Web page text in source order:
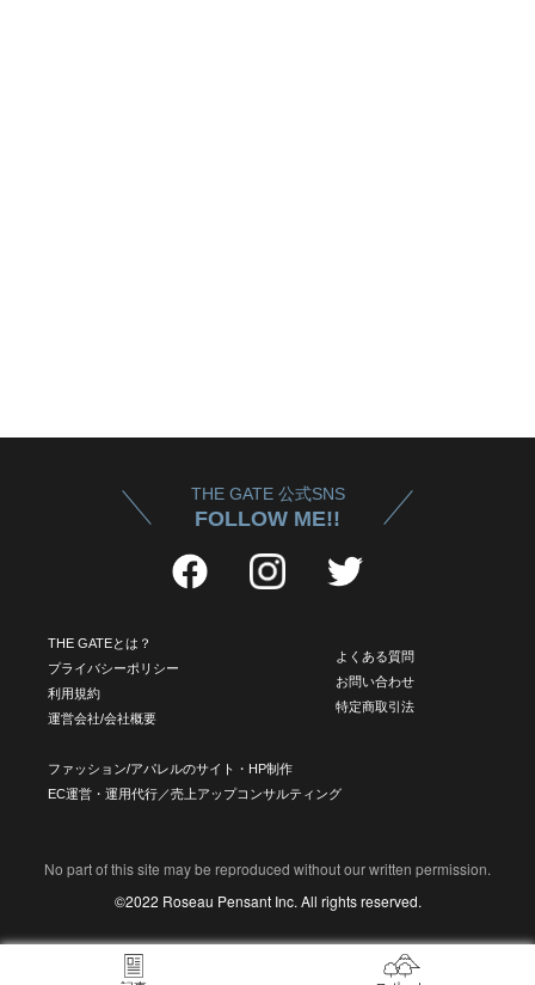
THE GATE 公式SNS
FOLLOW ME!!
THE GATEとは？
プライバシーポリシー
利用規約
運営会社/会社概要
よくある質問
お問い合わせ
特定商取引法
ファッション/アパレルのサイト・HP制作
EC運営・運用代行／売上アップコンサルティング
No part of this site may be reproduced without our written permission.
©2022 Roseau Pensant Inc. All rights reserved.